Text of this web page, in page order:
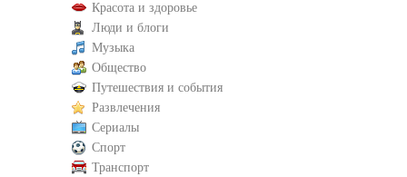
Красота и здоровье
Люди и блоги
Музыка
Общество
Путешествия и события
Развлечения
Сериалы
Спорт
Транспорт